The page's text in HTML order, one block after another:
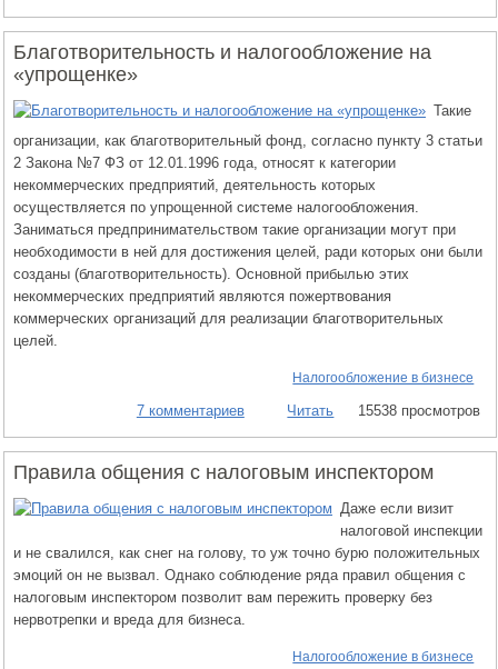
Благотворительность и налогообложение на
«упрощенке»
Такие
организации, как благотворительный фонд, согласно пункту 3 статьи
2 Закона №7 ФЗ от 12.01.1996 года, относят к категории
некоммерческих предприятий, деятельность которых
осуществляется по упрощенной системе налогообложения.
Заниматься предпринимательством такие организации могут при
необходимости в ней для достижения целей, ради которых они были
созданы (благотворительность). Основной прибылью этих
некоммерческих предприятий являются пожертвования
коммерческих организаций для реализации благотворительных
целей.
Налогообложение в бизнесе
7 комментариев Читать 15538 просмотров
Правила общения с налоговым инспектором
Даже если визит
налоговой инспекции
и не свалился, как снег на голову, то уж точно бурю положительных
эмоций он не вызвал. Однако соблюдение ряда правил общения с
налоговым инспектором позволит вам пережить проверку без
нервотрепки и вреда для бизнеса.
Налогообложение в бизнесе